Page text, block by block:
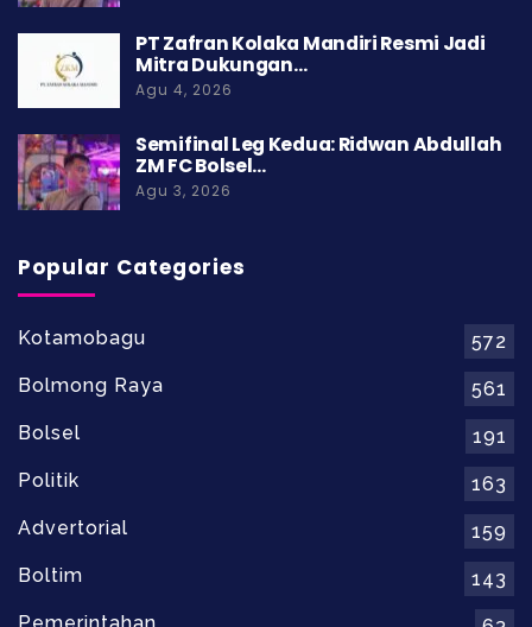
PT Zafran Kolaka Mandiri Resmi Jadi
Mitra Dukungan…
Agu 4, 2026
Semifinal Leg Kedua: Ridwan Abdullah
ZM FC Bolsel…
Agu 3, 2026
Popular Categories
Kotamobagu
572
Bolmong Raya
561
Bolsel
191
Politik
163
Advertorial
159
Boltim
143
Pemerintahan